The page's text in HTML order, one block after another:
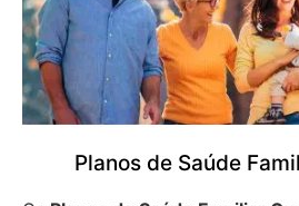
Planos de Saúde